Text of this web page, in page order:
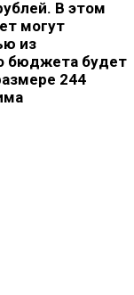
В этом
могут
из
бюджета будет
244